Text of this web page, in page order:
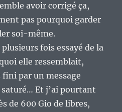
avoir corrigé ça,
pas pourquoi garder
soi-même.
fois essayé de la
elle ressemblait,
fini par un message
Et j’ai pourtant
de 600 Gio de libres,